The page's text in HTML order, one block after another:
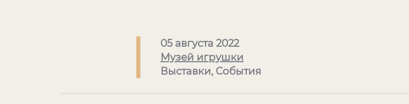
05 августа 2022
Музей игрушки
Выставки, События